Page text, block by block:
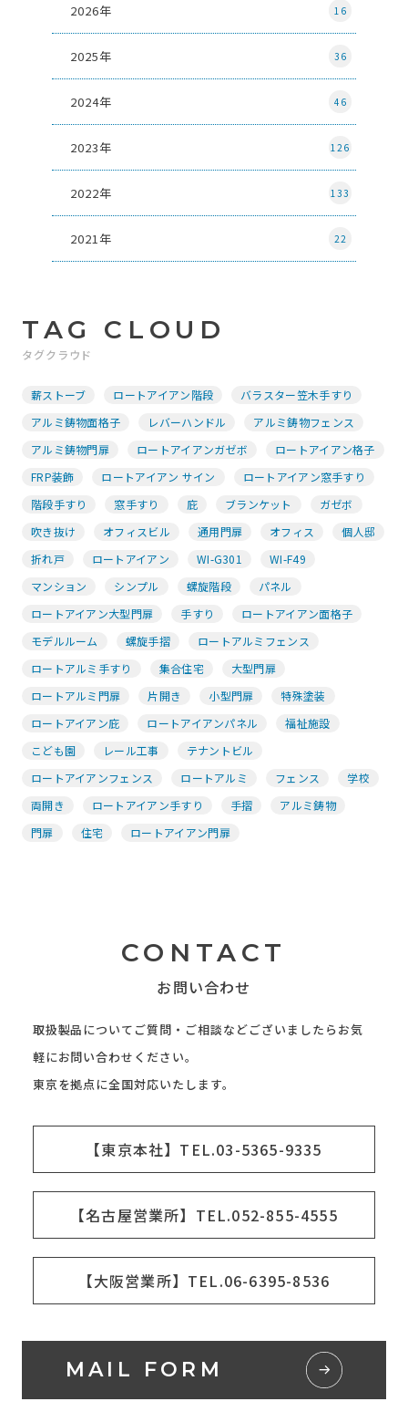
2026年 16
2025年 36
2024年 46
2023年 126
2022年 133
2021年 22
TAG CLOUD
タグクラウド
薪ストーブ ロートアイアン階段
バラスター笠木手すり
アルミ鋳物面格子
レバーハンドル
アルミ鋳物フェンス
アルミ鋳物門扉
ロートアイアンガゼボ
ロートアイアン格子
FRP装飾
ロートアイアン サイン
ロートアイアン窓手すり
階段手すり
窓手すり 庇 ブランケット
ガゼボ
吹き抜け
オフィスビル 通用門扉 オフィス
個人邸
折れ戸
ロートアイアン WI-G301
WI-F49
マンション
シンプル 螺旋階段
パネル
ロートアイアン大型門扉
手すり
ロートアイアン面格子
モデルルーム
螺旋手摺
ロートアルミフェンス
ロートアルミ手すり
集合住宅
大型門扉
ロートアルミ門扉
片開き 小型門扉
特殊塗装
ロートアイアン庇
ロートアイアンパネル
福祉施設
こども園
レール工事
テナントビル
ロートアイアンフェンス
ロートアルミ フェンス
学校
両開き
ロートアイアン手すり 手摺
アルミ鋳物
門扉
住宅 ロートアイアン門扉
CONTACT
お問い合わせ
取扱製品についてご質問・ご相談などございましたらお気
軽にお問い合わせください。
東京を拠点に全国対応いたします。
【東京本社】TEL.03-5365-9335
【名古屋営業所】TEL.052-855-4555
【大阪営業所】TEL.06-6395-8536
MAIL FORM